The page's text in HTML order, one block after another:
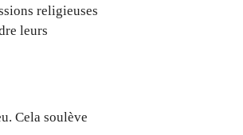
religieuses
leurs
Cela soulève